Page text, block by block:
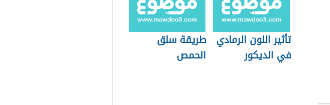
تأثير اللون الرمادي
في الديكور
طريقة سلق
الحمص